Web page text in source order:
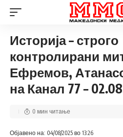
Историја – строго
контролирани
Ефремов,
на Канал 77 –
Објавено на: 04/08/2025 во 13:26
0 мин читање